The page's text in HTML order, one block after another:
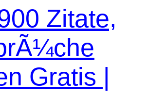
Zitate,
Gratis |